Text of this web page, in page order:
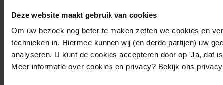
Deze website maakt gebruik van cookies
Om uw bezoek nog beter te maken zetten we cookies en
technieken in. Hiermee kunnen wij (en derde partijen) uw
analyseren. U kunt de cookies accepteren door op 'Ja, dat
Meer informatie over cookies en privacy? Bekijk ons
Inventarisnummer: 9
Reserveren:
U kunt degewenste stukken online reserveren via de